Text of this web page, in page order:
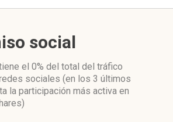
social
el 0% del total del tráfico
sociales (en los 3 últimos
la participación más activa en